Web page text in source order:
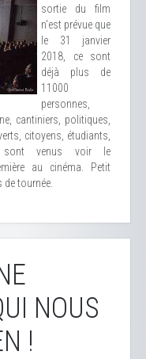
sortie du film
n'est prévue que
le 31 janvier
2018, ce sont
déjà plus de
11000
personnes,
cantiniers, politiques,
citoyens, étudiants,
sont venus voir le
au cinéma. Petit
tournée.
NOUS
!